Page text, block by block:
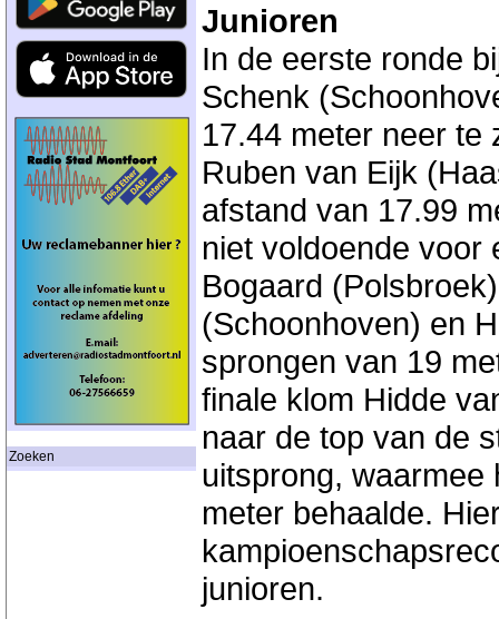
Zoeken
Junioren
In de eerste ronde
Schenk
17.44 meter neer te
Ruben van Eijk
afstand van 17.99
niet voldoende voor
Bogaard
(Schoonhoven) en
sprongen van 19
finale klom Hidde
naar de top van de
uitsprong, waarmee
meter behaalde.
junioren.